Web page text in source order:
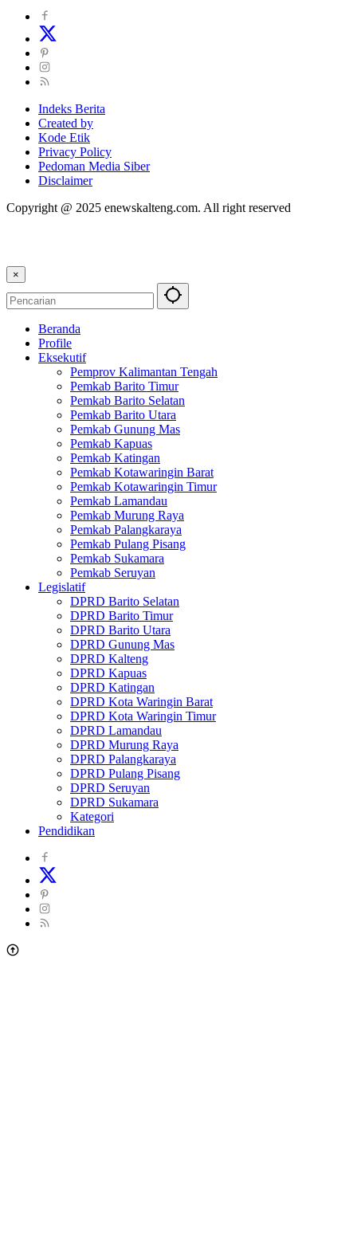
Indeks Berita
Created by
Kode Etik
Privacy Policy
Pedoman Media Siber
Disclaimer
Copyright @ 2025 enewskalteng.com. All right reserved
×
Beranda
Profile
Eksekutif
Pemprov Kalimantan Tengah
Pemkab Barito Timur
Pemkab Barito Selatan
Pemkab Barito Utara
Pemkab Gunung Mas
Pemkab Kapuas
Pemkab Katingan
Pemkab Kotawaringin Barat
Pemkab Kotawaringin Timur
Pemkab Lamandau
Pemkab Murung Raya
Pemkab Palangkaraya
Pemkab Pulang Pisang
Pemkab Sukamara
Pemkab Seruyan
Legislatif
DPRD Barito Selatan
DPRD Barito Timur
DPRD Barito Utara
DPRD Gunung Mas
DPRD Kalteng
DPRD Kapuas
DPRD Katingan
DPRD Kota Waringin Barat
DPRD Kota Waringin Timur
DPRD Lamandau
DPRD Murung Raya
DPRD Palangkaraya
DPRD Pulang Pisang
DPRD Seruyan
DPRD Sukamara
Kategori
Pendidikan